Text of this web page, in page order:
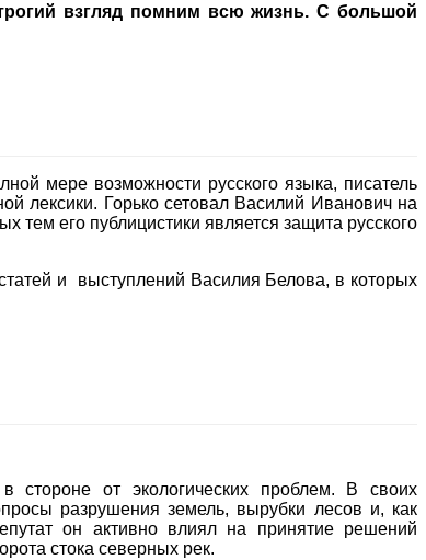
взгляд помним всю жизнь. С большой
мере возможности русского языка, писатель
лексики. Горько сетовал Василий Иванович на
тем его публицистики является защита русского
и выступлений Василия Белова, в которых
стороне от экологических проблем. В своих
разрушения земель, вырубки лесов и, как
он активно влиял на принятие решений
стока северных рек.